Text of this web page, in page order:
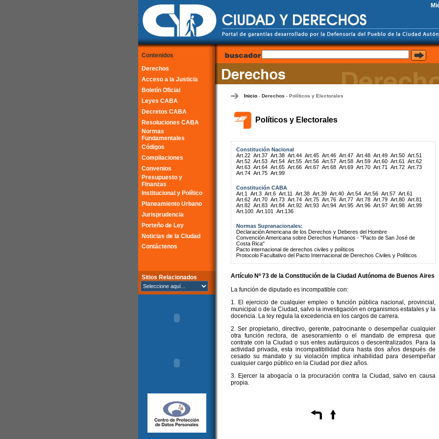
Contenidos
Derechos
Acceso a la Justicia
Boletín Oficial
Leyes CABA
Decretos CABA
Resoluciones CABA
Normas
Fundamentales
Códigos
Compilaciones
Convenios
Presupuesto y
Finanzas
Institucional y Político
Planeamiento Urbano
Jurisprudencia
Porteño de Ley
Noticias de la Ciudad
Contáctenos
Sitios Relacionados
Inicio- Derechos - Políticos y Electorales
Políticos y Electorales
Constitución Nacional
Art.22 Art.37 Art.38 Art.44 Art.45 Art.46 Art.47 Art.48 Art.49 Art.50 Art.51
Art.52 Art.53 Art.54 Art.55 Art.56 Art.57 Art.58 Art.59 Art.60 Art.61
Art.62
Art.63 Art.64 Art.65 Art.66 Art.67 Art.68 Art.69 Art.70 Art.71 Art.72 Art.73
Art.74 Art.75 Art.99
Constitución CABA
Art.1
Art.3 Art.6 Art.11 Art.38 Art.39 Art.40 Art.54 Art.56 Art.57 Art.61
Art.62 Art.70 Art.73 Art.74 Art.75 Art.76 Art.77 Art.78 Art.79 Art.80 Art.81
Art.82 Art.83 Art.84 Art.92 Art.93 Art.94 Art.95 Art.96 Art.97 Art.98 Art.99
Art.100 Art.101 Art.136
Normas Supranacionales:
Declaración Americana de los Derechos y Deberes del Hombre
Convención Americana sobre Derechos Humanos - "Pacto de San José de
Costa Rica"
Pacto internacional de derechos civiles y políticos
Protocolo Facultativo del Pacto Internacional de Derechos Civiles y Políticos
Artículo Nº 73 de la Constituciónde la Ciudad Autónoma de Buenos Aires
La función de diputado es incompatible con:
1. El ejercicio de cualquier empleo o función pública nacional, provincial,
municipal o de la Ciudad, salvo la investigación en organismos estatales y la
docencia. La ley regula la excedencia en los cargos de carrera.
2. Ser propietario, directivo, gerente, patrocinante o desempeñar cualquier
otra función rectora, de asesoramiento o el mandato de empresa que
contrate con la Ciudad o sus entes autárquicos o descentralizados. Para la
actividad privada, esta incompatibilidad dura hasta dos años después de
cesado su mandato y su violación implica inhabilidad para desempeñar
cualquier cargo público en la Ciudad por diez años.
3. Ejercer la abogacía o la procuración contra la Ciudad, salvo en causa
propia.